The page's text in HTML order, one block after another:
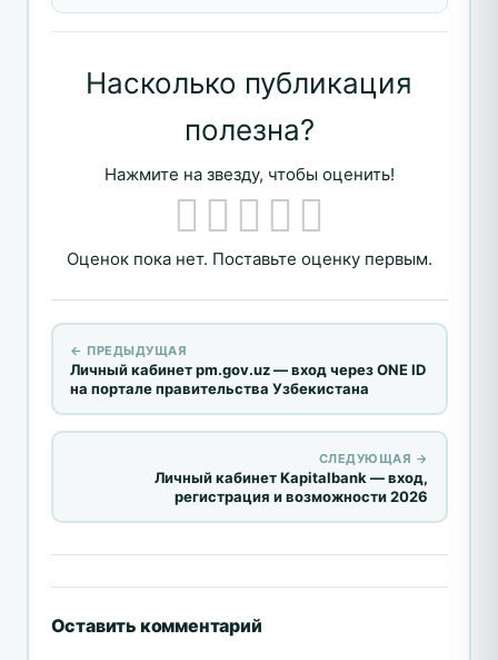
Насколько публикация
полезна?
Нажмите на звезду, чтобы оценить!
Оценок пока нет. Поставьте оценку первым.
← ПРЕДЫДУЩАЯ
Личный кабинет pm.gov.uz — вход через ONE ID
на портале правительства Узбекистана
СЛЕДУЮЩАЯ →
Личный кабинет Kapitalbank — вход,
регистрация и возможности 2026
Оставить комментарий